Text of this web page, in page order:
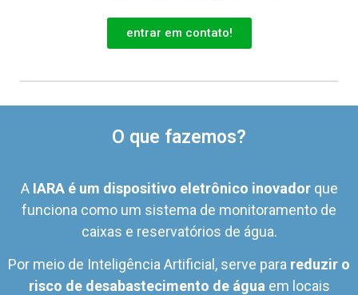
entrar em contato!
O que fazemos?
A IARA é um dispositivo eletrônico inovadorque
funciona como um sistema de monitoramento de
caixas e reservatórios de água.
Por meio de Inteligência Artificial, serve para reduzir o
risco de desabastecimento de água em locais